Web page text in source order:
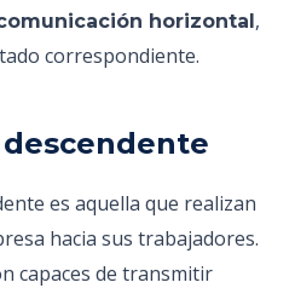
horizontal,
correspondiente.
es aquella que realizan
hacia sus trabajadores.
capaces de transmitir